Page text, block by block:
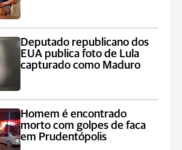
Deputado republicano dos
EUA publica foto de Lula
capturado como Maduro
Homem é encontrado
morto com golpes de faca
em Prudentópolis